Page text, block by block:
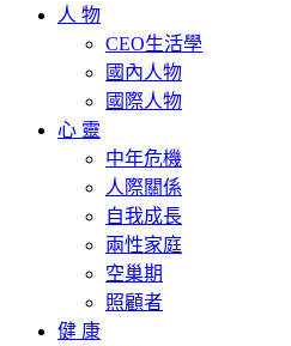
人 物
CEO生活學
國內人物
國際人物
心 靈
中年危機
人際關係
自我成長
兩性家庭
空巢期
照顧者
健 康